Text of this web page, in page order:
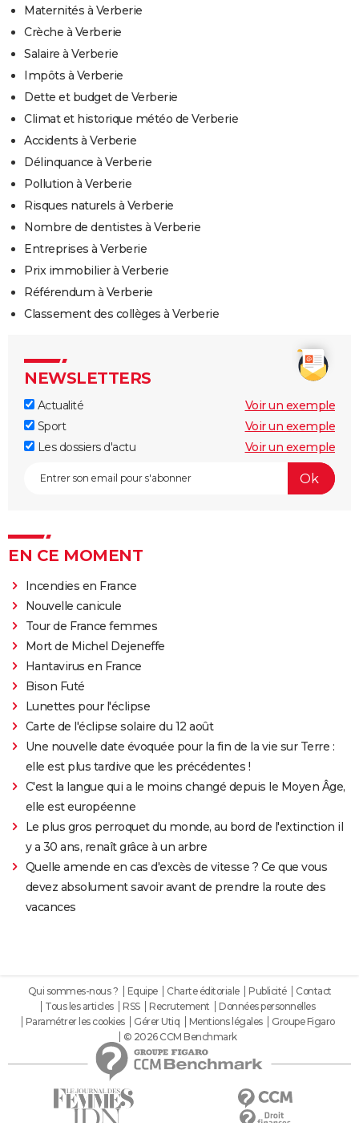
Maternités à Verberie
Crèche à Verberie
Salaire à Verberie
Impôts à Verberie
Dette et budget de Verberie
Climat et historique météo de Verberie
Accidents à Verberie
Délinquance à Verberie
Pollution à Verberie
Risques naturels à Verberie
Nombre de dentistes à Verberie
Entreprises à Verberie
Prix immobilier à Verberie
Référendum à Verberie
Classement des collèges à Verberie
NEWSLETTERS
Actualité
Voir un exemple
Sport
Voir un exemple
Les dossiers d'actu
Voir un exemple
EN CE MOMENT
Incendies en France
Nouvelle canicule
Tour de France femmes
Mort de Michel Dejeneffe
Hantavirus en France
Bison Futé
Lunettes pour l'éclipse
Carte de l'éclipse solaire du 12 août
Une nouvelle date évoquée pour la fin de la vie sur Terre :
elle est plus tardive que les précédentes !
C'est la langue qui a le moins changé depuis le Moyen Âge,
elle est européenne
Le plus gros perroquet du monde, au bord de l'extinction il
y a 30 ans, renaît grâce à un arbre
Quelle amende en cas d'excès de vitesse ? Ce que vous
devez absolument savoir avant de prendre la route des
vacances
Qui sommes-nous ? Equipe Charte éditoriale Publicité
Contact
Tous les articles
RSS Recrutement
Données personnelles
Paramétrer les cookies
Gérer Utiq Mentions légales
Groupe Figaro
© 2026 CCM Benchmark